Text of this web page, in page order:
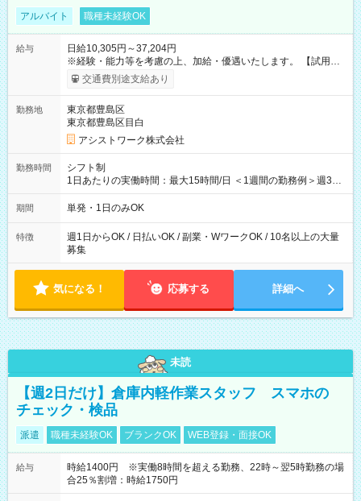
アルバイト 職種未経験OK
給与
日給10,305円～37,204円
※経験・能力等を考慮の上、加給・優遇いたします。 【試用期
間】試用期間なし
交通費別途支給あり
勤務地
東京都豊島区
東京都豊島区目白
アシストワーク株式会社
勤務時間
シフト制
1日あたりの実働時間：最大15時間/日 ＜1週間の勤務例＞週3回
勤務 勤務：月・水・金 休み：火・木・土・日 好きな時にお仕事
可能です！ ※1日あたりの最大実働時間は日勤、夜勤共に勤務し
期間 単発・1日のみOK
特徴
週1日からOK / 日払いOK / 副業・WワークOK / 10名以上の大量
募集
気になる！ 応募する 詳細へ
未読
【週2日だけ】倉庫内軽作業スタッフ スマホの
チェック・検品
派遣 職種未経験OK ブランクOK WEB登録・面接OK
給与
時給1400円 ※実働8時間を超える勤務、22時～翌5時勤務の場
合25％割増：時給1750円